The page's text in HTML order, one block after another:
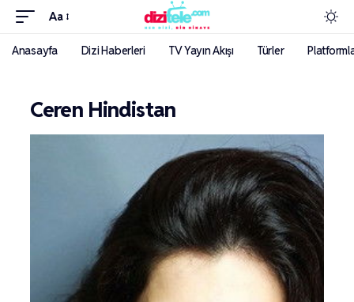
Aa
Anasayfa Dizi Haberleri TV Yayın Akışı Türler
Ceren Hindistan